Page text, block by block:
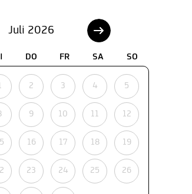
Juli 2026
DO FR SA SO
2 3 4 5
9 10 11 12
16 17 18 19
23 24 25 26